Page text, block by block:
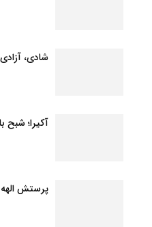
شادی،
آکیرا؛ شبح
پرستش الهه